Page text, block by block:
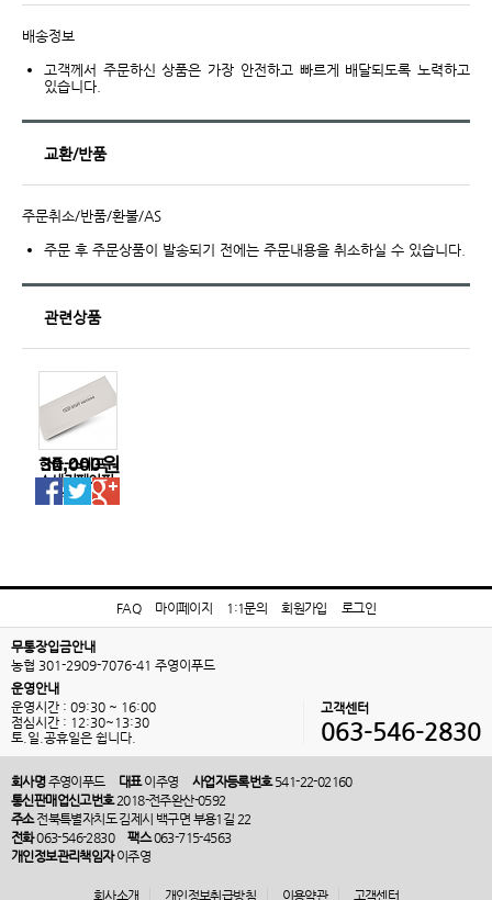
배송정보
고객께서 주문하신 상품은 가장 안전하고 빠르게 배달되도록 노력하고
있습니다.
교환/반품
주문취소/반품/환불/AS
주문 후 주문상품이 발송되기 전에는 주문내용을 취소하실 수 있습니다.
관련상품
한품-스테프
소세지페이퍼
(L자형)
30,000원
FAQ 마이페이지 1:1문의 회원가입 로그인
무통장입금안내
농협 301-2909-7076-41 주영이푸드
운영안내
운영시간 : 09:30 ~ 16:00
점심시간 : 12:30~13:30
토.일.공휴일은 쉽니다.
고객센터
063-546-2830
회사명주영이푸드 대표이주영 사업자등록번호541-22-02160
통신판매업신고번호2018-전주완산-0592
주소전북특별자치도 김제시 백구면 부용1길 22
전화063-546-2830 팩스063-715-4563
개인정보관리책임자이주영
회사소개 개인정보취급방침 이용약관 고객센터